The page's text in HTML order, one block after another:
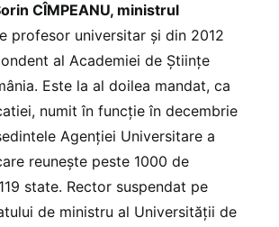
CÎMPEANU, ministrul
profesor universitar și din 2012
al Academiei de Ştiinţe
Este la al doilea mandat, ca
numit în funcție în decembrie
Agenției Universitare a
reunește peste 1000 de
state. Rector suspendat pe
de ministru al Universității de